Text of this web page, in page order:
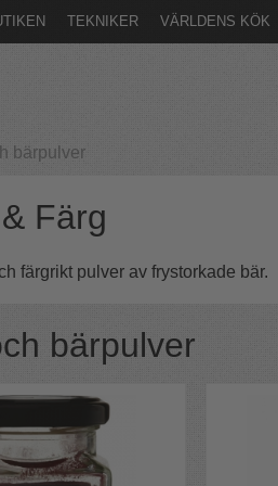
TEKNIKER VÄRLDENS KÖK
bärpulver
Färg
färgrikt pulver av frystorkade bär.
bärpulver